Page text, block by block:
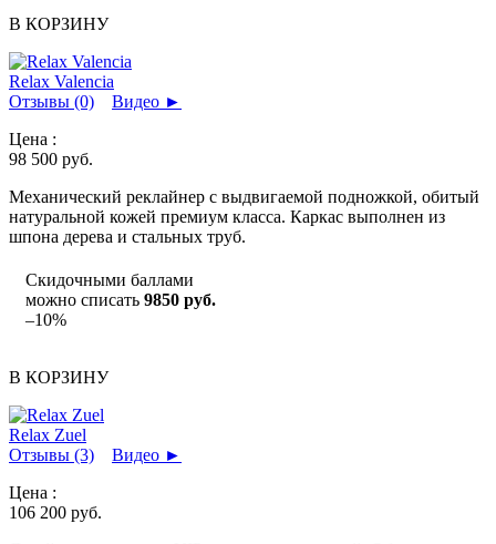
В КОРЗИНУ
Relax Valencia
Отзывы (0)
Видео ►
Цена :
98 500 руб.
Механический реклайнер с выдвигаемой подножкой, обитый
натуральной кожей премиум класса. Каркас выполнен из
шпона дерева и стальных труб.
Скидочными баллами
можно списать 9850 руб.
–10%
В КОРЗИНУ
Relax Zuel
Отзывы (3)
Видео ►
Цена :
106 200 руб.